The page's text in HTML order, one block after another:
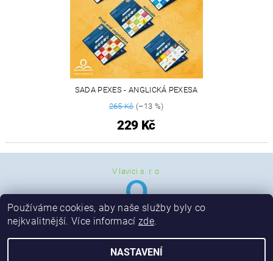
SADA PEXES - ANGLICKÁ PEXESA
265 Kč(–13 %)
229 Kč
V lavici s. r. o.
Používáme cookies, aby naše služby byly co
nejkvalitnější. Více informací zde.
NASTAVENÍ